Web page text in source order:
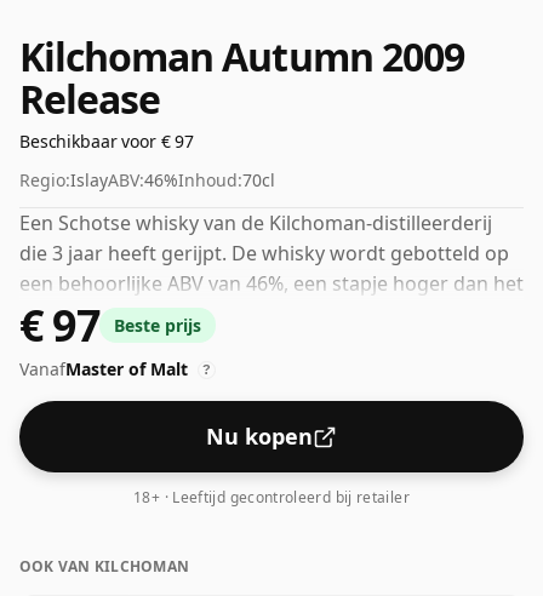
Kilchoman Autumn 2009
Release
Beschikbaar voor € 97
Regio:IslayABV:46%Inhoud:70cl
Een Schotse whisky van de Kilchoman-distilleerderij
die 3 jaar heeft gerijpt. De whisky wordt gebotteld op
een behoorlijke ABV van 46%, een stapje hoger dan het
standaardniveau van 40%, en wordt geleverd in de
feitelijke flesgrootte van 70cl.
€ 97
Beste prijs
VanafMaster of Malt ?
Nu kopen
18+ · Leeftijd gecontroleerd bij retailer
OOK VAN KILCHOMAN